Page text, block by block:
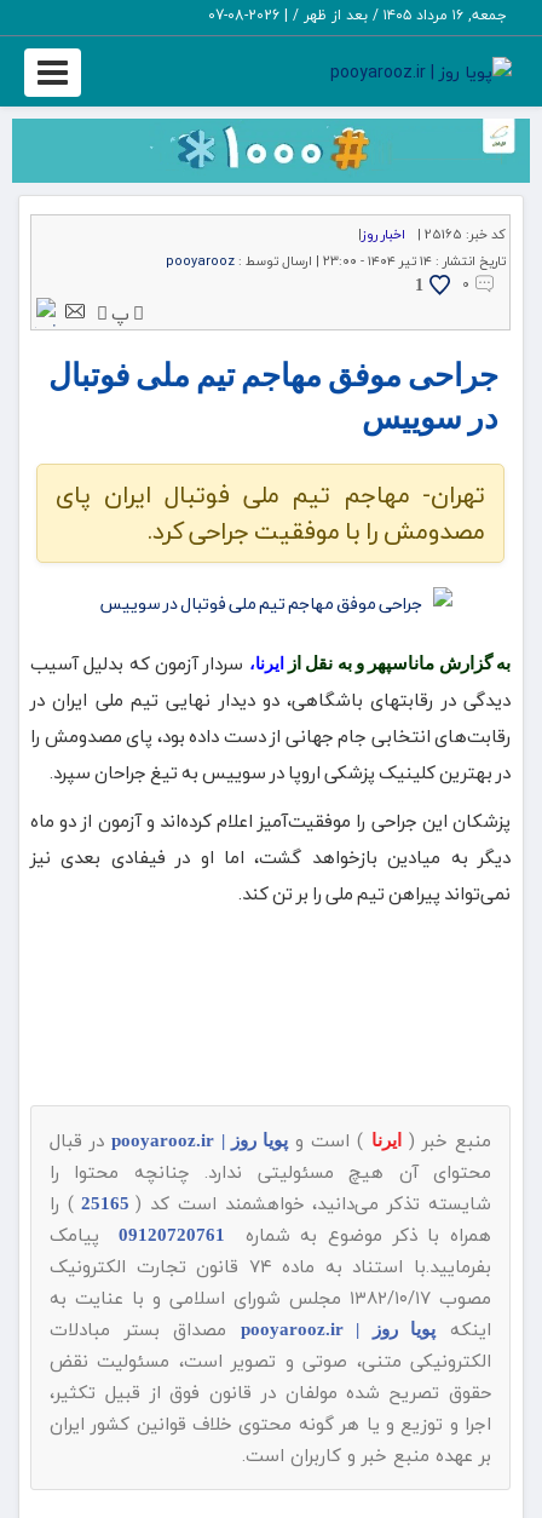
جمعه, ۱۶ مرداد ۱۴۰۵ / بعد از ظهر / |
2026-08-07
Toggle
کد خبر: 25165 | اخبار روز|
تاریخ انتشار : ۱۴ تیر ۱۴۰۴ - ۲۳:۰۰ | ارسال توسط : pooyarooz
۰
1
پ
جراحی موفق مهاجم تیم ملی فوتبال
در سوییس
تهران- مهاجم تیم ملی فوتبال ایران پای
مصدومش را با موفقیت جراحی کرد.
به گزارش ماناسپهر و به نقل از ایرنا، سردار آزمون که بدلیل آسیب
دیدگی در رقابتهای باشگاهی، دو دیدار نهایی تیم ملی ایران در
رقابت‌های انتخابی جام جهانی از دست داده بود، پای مصدومش را
در بهترین کلینیک پزشکی اروپا در سوییس به تیغ جراحان سپرد.
پزشکان این جراحی را موفقیت‌آمیز اعلام کرده‌اند و آزمون از دو ماه
دیگر به میادین بازخواهد گشت، اما او در فیفادی بعدی نیز
نمی‌تواند پیراهن تیم ملی را بر تن کند.
منبع خبر ( ایرنا ) است وپویا روز | pooyarooz.ir
در قبال
محتوای آن هیچ مسئولیتی ندارد. چنانچه محتوا را
شایسته تذکر می‌دانید، خواهشمند است کد (25165
) را
همراه با ذکر موضوع به شماره
پیامک
بفرمایید.با استناد به ماده ۷۴ قانون تجارت الکترونیک
مصوب ۱۳۸۲/۱۰/۱۷ مجلس شورای اسلامی و با عنایت به
اینکهپویا روز | pooyarooz.ir
مصداق بستر مبادلات
الکترونیکی متنی، صوتی و تصویر است، مسئولیت نقض
حقوق تصریح شده مولفان در قانون فوق از قبیل تکثیر،
اجرا و توزیع و یا هر گونه محتوی خلاف قوانین کشور ایران
بر عهده منبع خبر و کاربران است.